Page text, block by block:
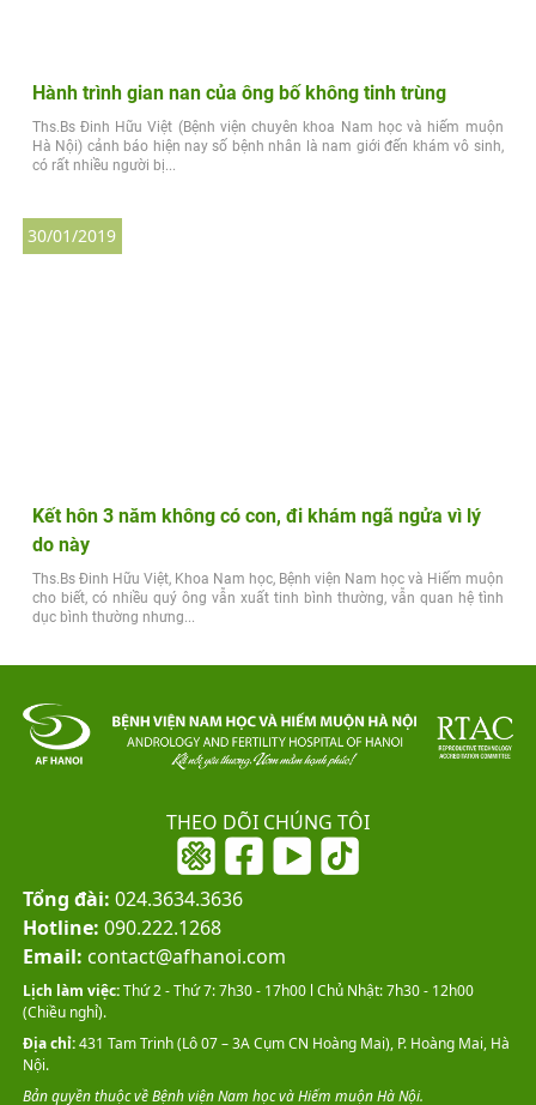
Hành trình gian nan của ông bố không tinh trùng
Ths.Bs Đinh Hữu Việt (Bệnh viện chuyên khoa Nam học và hiếm muộn
Hà Nội) cảnh báo hiện nay số bệnh nhân là nam giới đến khám vô sinh,
có rất nhiều người bị...
Kết hôn 3 năm không có con, đi khám ngã ngửa vì lý
do này
Ths.Bs Đinh Hữu Việt, Khoa Nam học, Bệnh viện Nam học và Hiếm muộn
cho biết, có nhiều quý ông vẫn xuất tinh bình thường, vẫn quan hệ tình
dục bình thường nhưng...
30/01/2019
THEO DÕI CHÚNG TÔI
Tổng đài: 024.3634.3636
Hotline: 090.222.1268
Email: contact@afhanoi.com
Lịch làm việc:Thứ 2 - Thứ 7: 7h30 - 17h00 l Chủ Nhật: 7h30 - 12h00
(Chiều nghỉ).
Địa chỉ:431 Tam Trinh (Lô 07 – 3A Cụm CN Hoàng Mai), P. Hoàng Mai, Hà
Nội.
Bản quyền thuộc về Bệnh viện Nam học và Hiếm muộn Hà Nội.